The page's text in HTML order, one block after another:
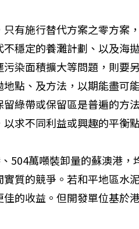
有施行替代方案之零方案
穩定的養灘計劃、以及海
染面積擴大等問題，則要
點、及方法，以期能盡可
綠帶或保留區是普遍的方
求不同利益或興趣的平衡
504萬噸裝卸量的蘇澳港
質的競爭。若和平地區水
的收益。但開發單位基於